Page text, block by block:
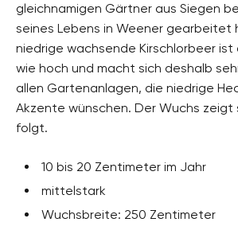
gleichnamigen Gärtner aus Siegen
seines Lebens in Weener gearbeitet
niedrige wachsende Kirschlorbeer
wie hoch und macht sich deshalb
allen Gartenanlagen, die niedrige
Akzente wünschen. Der Wuchs zeigt
folgt.
10 bis 20 Zentimeter im Jahr
mittelstark
Wuchsbreite: 250 Zentimeter